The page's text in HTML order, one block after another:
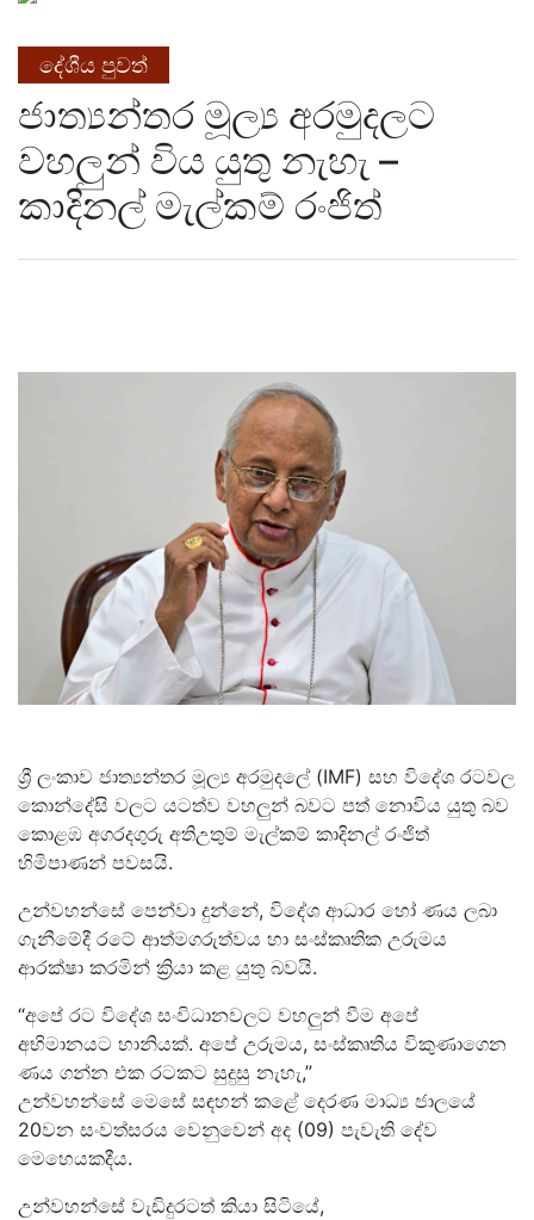
දේශීය පුවත්
ජාත්‍යන්තර මූල්‍ය අරමුදලට
වහලුන් විය යුතු නැහැ –
කාදිනල් මැල්කම් රංජිත්
ශ්‍රී ලංකාව ජාත්‍යන්තර මූල්‍ය අරමුදලේ (IMF) සහ විදේශ රටවල
කොන්දේසි වලට යටත්ව වහලුන් බවට පත් නොවිය යුතු බව
කොළඹ අගරදගුරු අතිඋතුම් මැල්කම් කාදිනල් රංජිත්
හිමිපාණන් පවසයි.
උන්වහන්සේ පෙන්වා දුන්නේ, විදේශ ආධාර හෝ ණය ලබා
ගැනීමේදී රටේ ආත්මගරුත්වය හා සංස්කෘතික උරුමය
ආරක්ෂා කරමින් ක්‍රියා කළ යුතු බවයි.
“අපේ රට විදේශ සංවිධානවලට වහලුන් වීම අපේ
අභිමානයට හානියක්. අපේ උරුමය, සංස්කෘතිය විකුණාගෙන
ණය ගන්න එක රටකට සුදුසු නැහැ,”
උන්වහන්සේ මෙසේ සඳහන් කළේ දෙරණ මාධ්‍ය ජාලයේ
20වන සංවත්සරය වෙනුවෙන් අද (09) පැවැති දේව
මෙහෙයකදීය.
උන්වහන්සේ වැඩිදුරටත් කියා සිටියේ,